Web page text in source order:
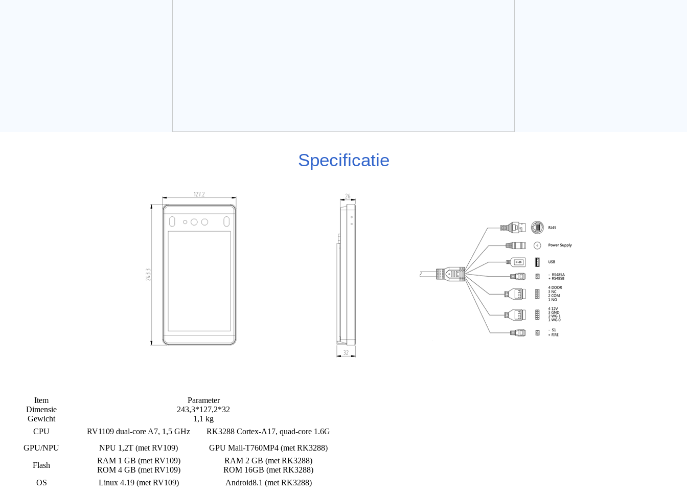
Specificatie
Item
Parameter
Dimensie
243,3*127,2*32
Gewicht
1,1 kg
CPU
RV1109 dual-core A7, 1,5 GHz
RK3288 Cortex-A17, quad-core 1.6G
GPU/NPU
NPU 1,2T (met RV109)
GPU Mali-T760MP4 (met RK3288)
Flash
RAM 1 GB (met RV109)
RAM 2 GB (met RK3288)
ROM 4 GB (met RV109)
ROM 16GB (met RK3288)
OS
Linux 4.19 (met RV109)
Android8.1 (met RK3288)